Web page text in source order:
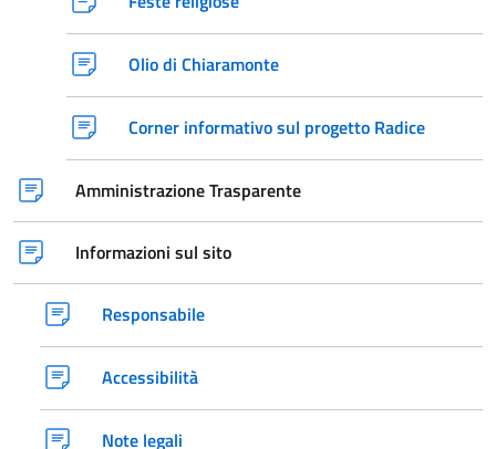
Olio di Chiaramonte
Corner informativo sul progetto Radice
Amministrazione Trasparente
Informazioni sul sito
Responsabile
Accessibilità
Note legali